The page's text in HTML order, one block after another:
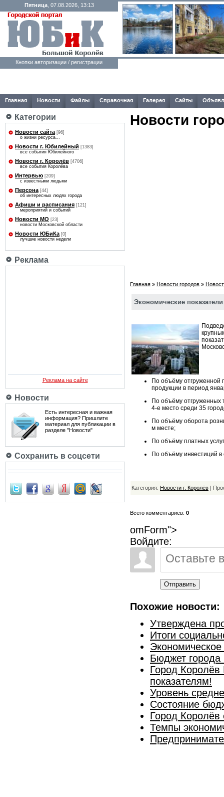
Пятница, 07.08.2026, 13:13
Кнопки авторизации / регистрации
Главная Новости Файлы Справочная Галерея Сайты
Категории
Новости сайта [96]
о жизни ресурса...
Новости г. Юбилейный [1383]
все события Юбилейного
Новости г. Королёв [4706]
все события Королёва
Интервью [209]
с известными людьми
Персона [44]
об интересных людях города
Афиши и расписания [121]
мероприятий и событий
Новости МО [23]
новости Московской области
Новости ЮБиКа [0]
лучшие новости недели
Реклама
Реклама на сайте
Новости
Есть интересная и важная
информация? Пришлите
материал для публикации в
разделе "Новости"
Сохранить в соцсети
Новости
Главная » Новости городов »
Экономические
По объёму отгруженной
продукции в период
По объёму отгруженных
4-е место среди 35
По объёму оборота
м месте;
По объёму платных
По объёму инвестиций
Категория: Новости г. Королёв |
Всего комментариев: 0
omForm">
Войдите:
Отправить
Похожие новости:
Утверждена
Итоги
Бюджет города
Город Королёв
показателям!
Уровень
Состояние
Город Королёв
Темпы